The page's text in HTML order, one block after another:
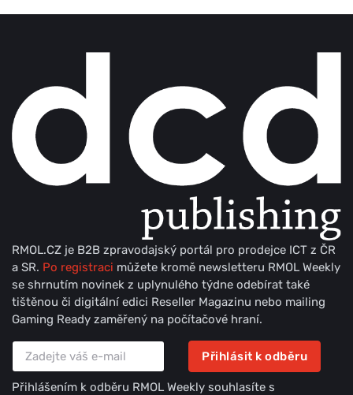
RMOL.CZ je B2B zpravodajský portál pro prodejce ICT z ČR
a SR. Po registraci můžete kromě newsletteru RMOL Weekly
se shrnutím novinek z uplynulého týdne odebírat také
tištěnou či digitální edici Reseller Magazinu nebo mailing
Gaming Ready zaměřený na počítačové hraní.
Přihlásit k odběru
Přihlášením k odběru RMOL Weekly souhlasíte s